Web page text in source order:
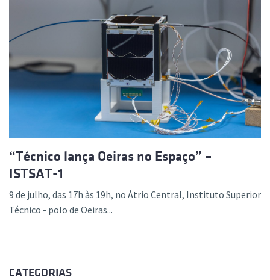
“Técnico lança Oeiras no Espaço” –
ISTSAT-1
9 de julho, das 17h às 19h, no Átrio Central, Instituto Superior
Técnico - polo de Oeiras...
CATEGORIAS